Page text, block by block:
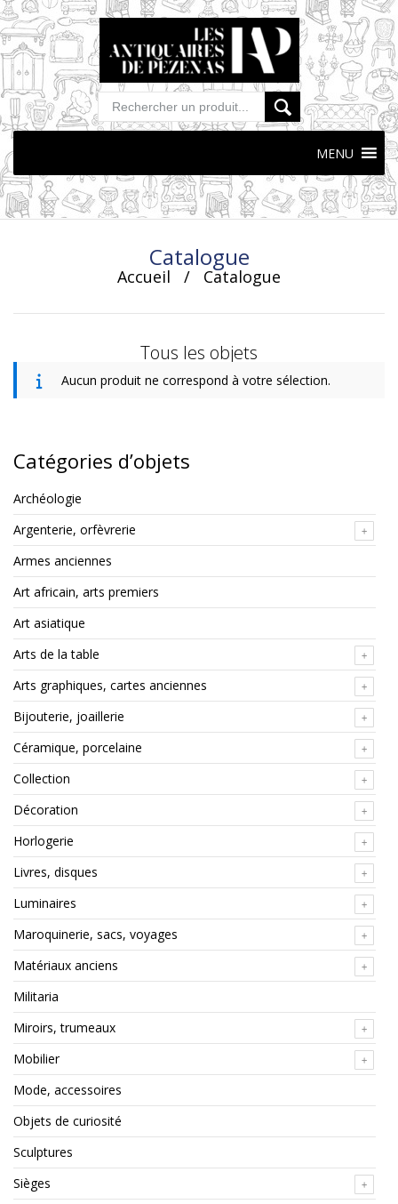
Skip
to
content
MENU
Catalogue
Accueil / Catalogue
Tous les objets
Aucun produit ne correspond à votre sélection.
Catégories d’objets
Archéologie
Argenterie, orfèvrerie
Armes anciennes
Art africain, arts premiers
Art asiatique
Arts de la table
Arts graphiques, cartes anciennes
Bijouterie, joaillerie
Céramique, porcelaine
Collection
Décoration
Horlogerie
Livres, disques
Luminaires
Maroquinerie, sacs, voyages
Matériaux anciens
Militaria
Miroirs, trumeaux
Mobilier
Mode, accessoires
Objets de curiosité
Sculptures
Sièges